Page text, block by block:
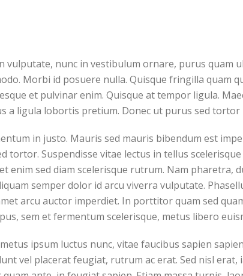
vulputate, nunc in vestibulum ornare, purus
Morbi id posuere nulla. Quisque fringilla quam
et pulvinar enim. Quisque at tempor ligula.
a ligula lobortis pretium. Donec ut purus sed
in justo. Mauris sed mauris bibendum est
tortor. Suspendisse vitae lectus in tellus
enim sed diam scelerisque rutrum. Nam pharetra,
semper dolor id arcu viverra vulputate.
arcu auctor imperdiet. In porttitor quam sed
sem et fermentum scelerisque, metus libero
ipsum luctus nunc, vitae faucibus sapien
vel placerat feugiat, rutrum ac erat. Sed nisl erat,